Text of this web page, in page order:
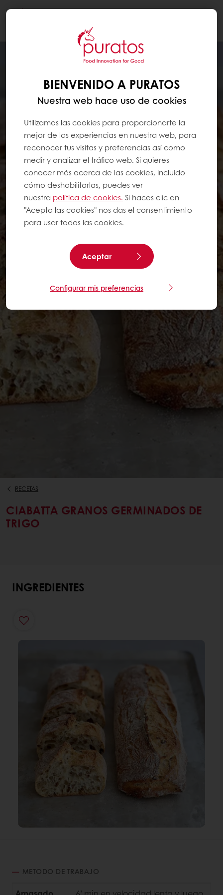
RECETAS
CIABATTA GRANOS GERMINADOS DE
TRIGO
INGREDIENTES
METODO DE TRABAJO
BIENVENIDO A PURATOS
Nuestra web hace uso de cookies
Utilizamos las cookies para proporcionarte la
mejor de las experiencias en nuestra web, para
reconocer tus visitas y preferencias así como
medir y analizar el tráfico web. Si quieres
conocer más acerca de las cookies, incluído
cómo deshabilitarlas, puedes ver
nuestra política de cookies. Si haces clic en
"Acepto las cookies" nos das el consentimiento
para usar todas las cookies.
Aceptar
Configurar mis preferencias